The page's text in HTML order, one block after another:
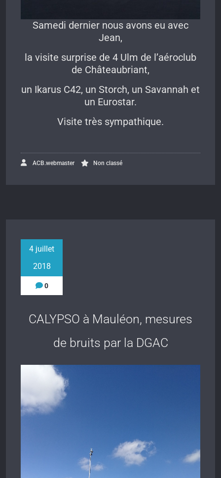
Samedi dernier nous avons eu avec
Jean,
la visite surprise de 4 Ulm de l’aéroclub
de Châteaubriant,
un Ikarus C42, un Storch, un Savannah et
un Eurostar.
Visite très sympathique.
ACB.webmaster Non classé
4 juillet
2018
0
CALYPSO à Mauléon, mesures
de bruits par la DGAC